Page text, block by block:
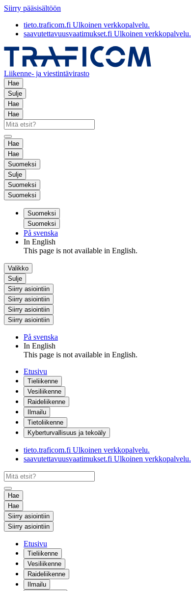
Siirry pääsisältöön
tieto.traficom.fi Ulkoinen verkkopalvelu.
saavutettavuusvaatimukset.fi Ulkoinen verkkopalvelu.
Liikenne- ja viestintävirasto
Hae
Sulje
Hae
Hae
Hae
Hae
Suomeksi
Sulje
Suomeksi
Suomeksi
Suomeksi
Suomeksi
På svenska
In English
This page is not available in English.
Valikko
Sulje
Siirry asiointiin
Siirry asiointiin
Siirry asiointiin
Siirry asiointiin
På svenska
In English
This page is not available in English.
Etusivu
Tieliikenne
Vesiliikenne
Raideliikenne
Ilmailu
Tietoliikenne
Kyberturvallisuus ja tekoäly
tieto.traficom.fi Ulkoinen verkkopalvelu.
saavutettavuusvaatimukset.fi Ulkoinen verkkopalvelu.
Hae
Hae
Siirry asiointiin
Siirry asiointiin
Etusivu
Tieliikenne
Vesiliikenne
Raideliikenne
Ilmailu